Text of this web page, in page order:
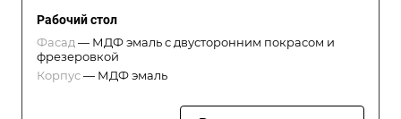
Рабочий стол
Фасад — МДФ эмаль с двусторонним покрасом и
фрезеровкой
Корпус— МДФ эмаль